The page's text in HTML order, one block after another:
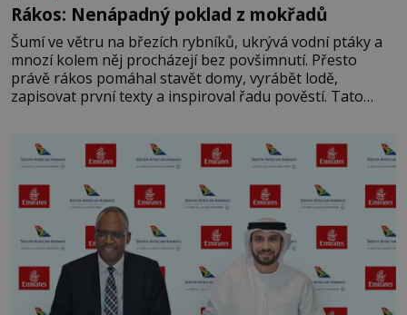
Rákos: Nenápadný poklad z mokřadů
Šumí ve větru na březích rybníků, ukrývá vodní ptáky a
mnozí kolem něj procházejí bez povšimnutí. Přesto
právě rákos pomáhal stavět domy, vyrábět lodě,
zapisovat první texty a inspiroval řadu pověstí. Tato
letního koupání. Stačí se však podívat